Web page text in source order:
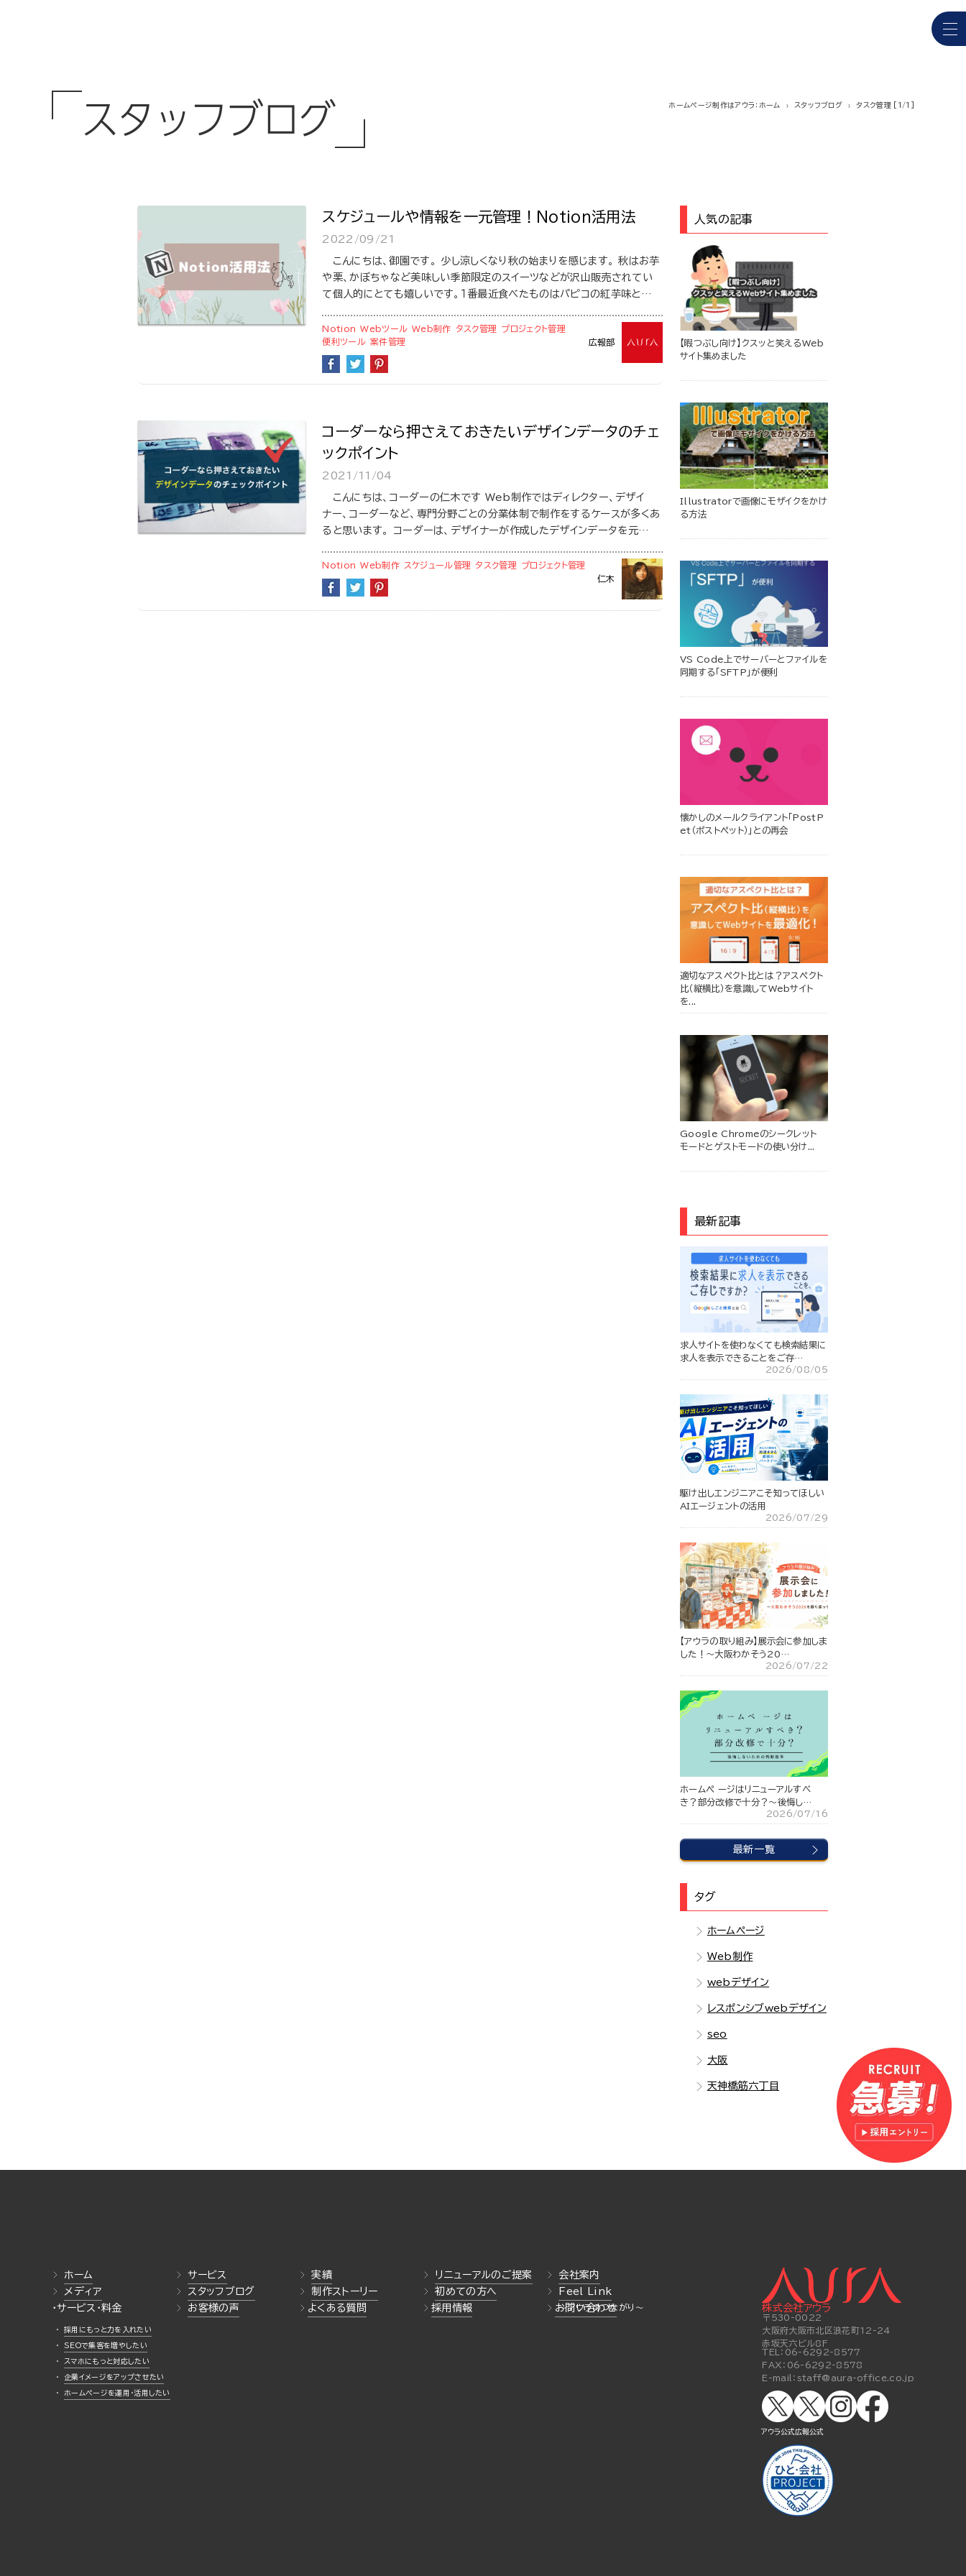
スタッフブログ ホームページ制作はアウラ：ホーム スタッフブログ タスク管理 [1/1]
スケジュールや情報を一元管理！Notion活用法
2022/09/21
こんにちは、御園です。 少し涼しくなり秋の始まりを感じます。 秋はお芋
や栗、かぼちゃなど美味しい季節限定のスイーツなどが沢山販売されてい
て個人的にとても嬉しいです。１番最近食べたものはパピコの紅芋味と…
広報部
Notion Webツール Web制作 タスク管理
プロジェクト管理
便利ツール 案件管理
コーダーなら押さえておきたいデザインデータのチェ
ックポイント
2021/11/04
こんにちは、コーダーの仁木です Web制作ではディレクター、デザイ
ナー、コーダーなど、専門分野ごとの分業体制で制作をするケースが多くあ
ると思います。 コーダーは、デザイナーが作成したデザインデータを元…
仁木
Notion Web制作 スケジュール管理 タスク管理 プロジェクト管理
人気の記事
【暇つぶし向け】クスッと笑えるWeb
サイト集めました
Illustratorで画像にモザイクをかけ
る方法
VS Code上でサーバーとファイルを
同期する「SFTP」が便利
懐かしのメールクライアント「PostP
et（ポストペット）」との再会
適切なアスペクト比とは？アスペクト
比（縦横比）を意識してWebサイト
を...
Google Chromeのシークレット
モードとゲストモードの使い分け...
最新記事
求人サイトを使わなくても検索結果に
求人を表示できることをご存…
2026/08/05
駆け出しエンジニアこそ知ってほしい
AIエージェントの活用
2026/07/29
【アウラの取り組み】展示会に参加しま
した！～大阪わかそう20…
2026/07/22
ホームペ ージはリニューアルすべ
き？部分改修で十分？〜後悔し…
2026/07/16
最新一覧
タグ
ホームページ
Web制作
webデザイン
レスポンシブwebデザイン
seo
大阪
天神橋筋六丁目
ホーム サービス 実績 リニューアルのご提案
会社案内
メディア
スタッフブログ 制作ストーリー 初めての方へ
Feel Link
・サービス・料金
採用にもっと力を入れたい
SEOで集客を増やしたい
スマホにもっと対応したい
企業イメージをアップさせたい
ホームページを運用・活用したい
お客様の声 よくある質問 採用情報 お問い合わせ 株式会社アウラ
〒530-0022
大阪府大阪市北区浪花町12-24
赤坂天六ビル8F
TEL： 06-6292-8577
FAX： 06-6292-8578
E-mail： staff@aura-office.co.jp
アウラ公式広報公式